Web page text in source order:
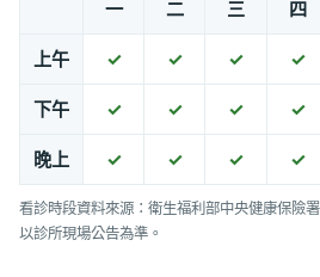
一 二 三 四
上午 ✓ ✓ ✓ ✓
下午 ✓ ✓ ✓ ✓
晚上 ✓ ✓ ✓ ✓
看診時段資料來源：衛生福利部中央健康保險
以診所現場公告為準。